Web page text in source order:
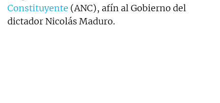
Constituyente (ANC), afín al Gobierno del
dictador Nicolás Maduro.